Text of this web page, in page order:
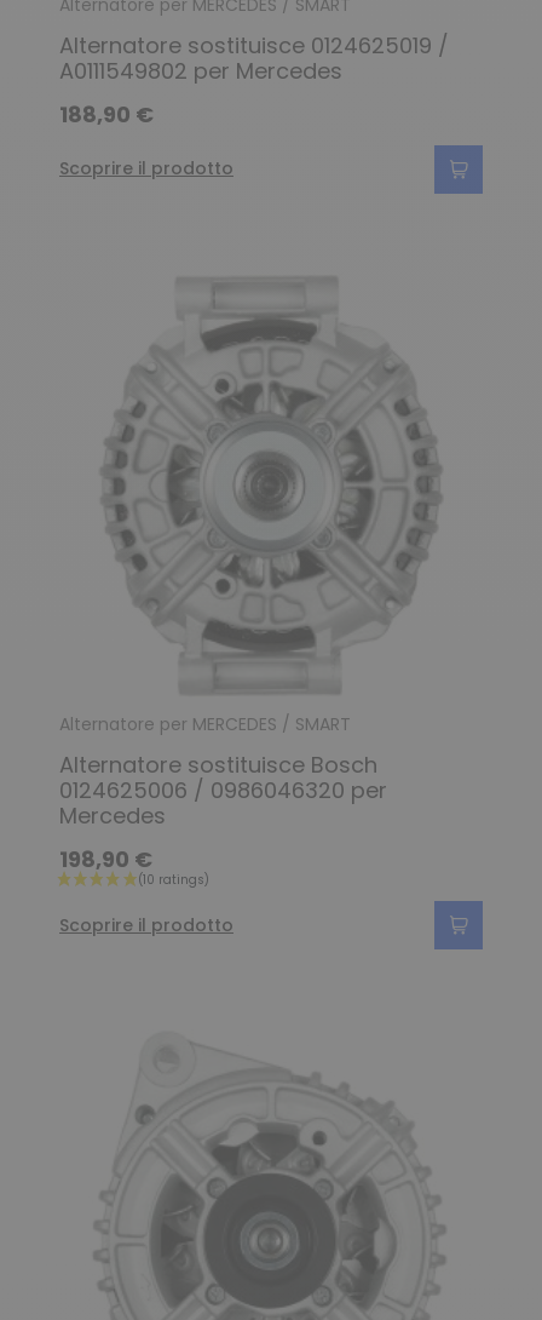
Alternatore sostituisce 0124625019 /
A0111549802 per Mercedes
188,90 €
Scoprire il prodotto
Alternatore per MERCEDES / SMART
Alternatore sostituisce Bosch
0124625006 / 0986046320 per
Mercedes
198,90 €
Scoprire il prodotto